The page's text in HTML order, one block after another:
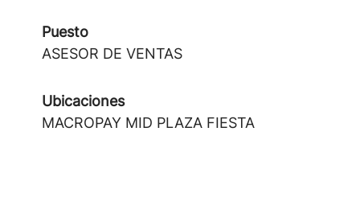
Puesto
ASESOR DE VENTAS
Ubicaciones
MACROPAY MID PLAZA FIESTA